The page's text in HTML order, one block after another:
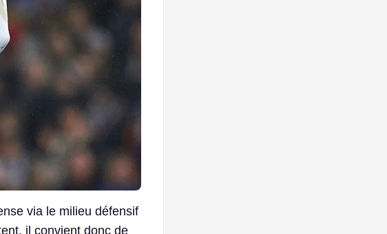
via le milieu défensif
il convient donc de